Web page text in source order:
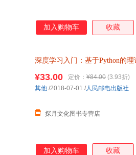
加入购物车 收藏
深度学习入门：基于Python的
¥33.00 定价： ¥84.00 (3.93折)
探月文化图书专营店
其他 /2018-07-01 /人民邮电出版社
加入购物车 收藏